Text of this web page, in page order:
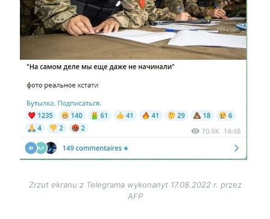
Zrzut ekranu z Telegrama wykonanyt 17.08.2022 r. przez
AFP